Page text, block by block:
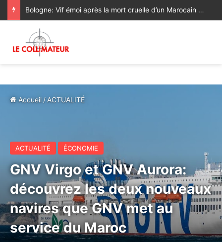
Bologne: Vif émoi après la mort cruelle d’un Marocain aux mains de policiers italiens
Accueil / ACTUALITÉ
ACTUALITÉ ÉCONOMIE
GNV Virgo et GNV Aurora:
découvrez les deux nouveaux
navires que GNV met au
service du Maroc